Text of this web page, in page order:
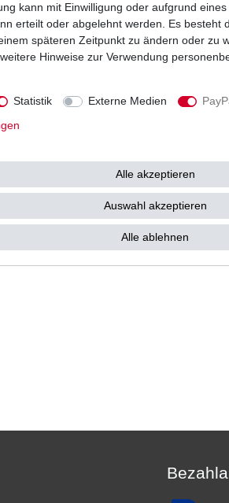
CR 9 E, CR9 E, CR 9E,
9,31 € *
zzgl.Versandkosten
kann mit Einwilligung oder aufgrund
erteilt oder abgelehnt werden. Es besteht
späteren Zeitpunkt zu ändern oder zu
Hinweise zur Verwendung
Statistik Externe Medien
Alle akzeptieren
Auswahl akzeptieren
Alle ablehnen